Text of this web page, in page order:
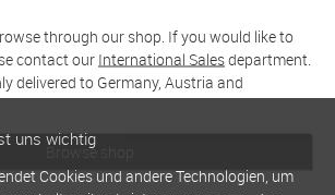
through our shop. If you would like to
contact our International Salesdepartment.
delivered to Germany, Austria and
Browse shop
uns wichtig
Cookies und andere Technologien, um